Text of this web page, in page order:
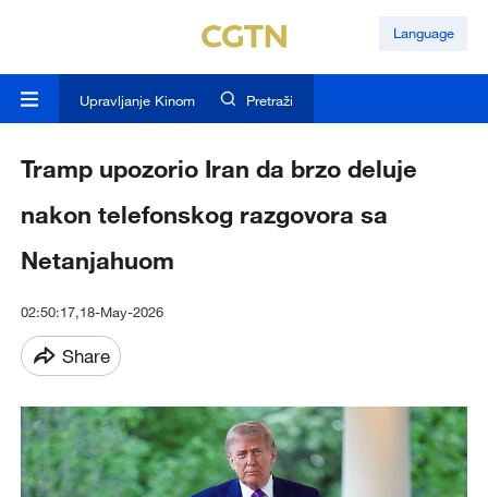
Language
Upravljanje Kinom Pretraži
Tramp upozorio Iran da brzo deluje
nakon telefonskog razgovora sa
Netanjahuom
02:50:17,18-May-2026
Share